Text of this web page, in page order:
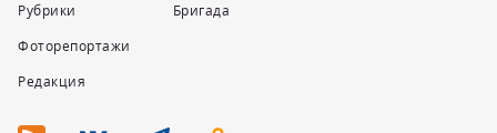
Рубрики
Фоторепортажи
Редакция
Бригада